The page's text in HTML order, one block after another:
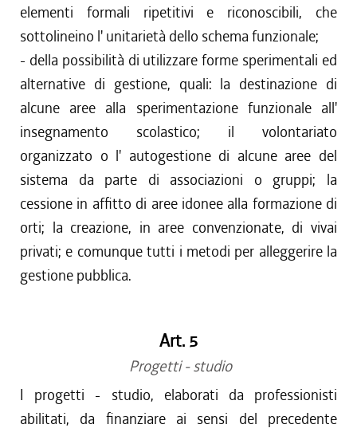
elementi formali ripetitivi e riconoscibili, che
sottolineino l' unitarietà dello schema funzionale;
- della possibilità di utilizzare forme sperimentali ed
alternative di gestione, quali: la destinazione di
alcune aree alla sperimentazione funzionale all'
insegnamento scolastico; il volontariato
organizzato o l' autogestione di alcune aree del
sistema da parte di associazioni o gruppi; la
cessione in affitto di aree idonee alla formazione di
orti; la creazione, in aree convenzionate, di vivai
privati; e comunque tutti i metodi per alleggerire la
gestione pubblica.
Art. 5
Progetti - studio
I progetti - studio, elaborati da professionisti
abilitati, da finanziare ai sensi del precedente